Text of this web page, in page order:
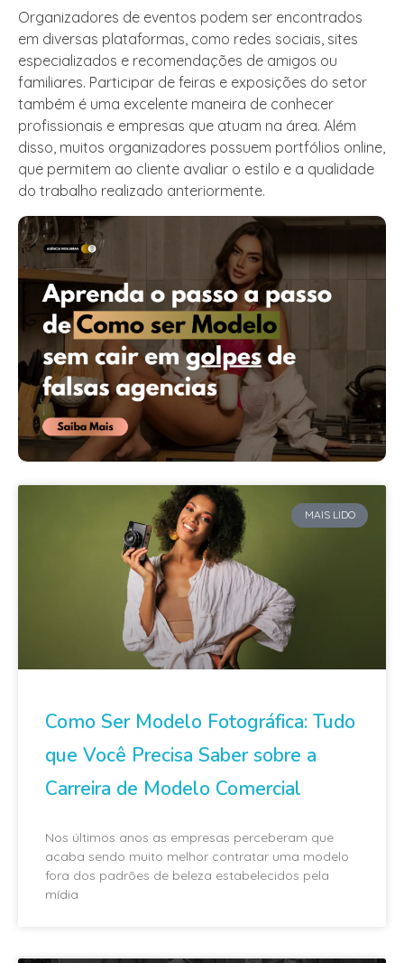
Organizadores de eventos podem ser encontrados
em diversas plataformas, como redes sociais, sites
especializados e recomendações de amigos ou
familiares. Participar de feiras e exposições do setor
também é uma excelente maneira de conhecer
profissionais e empresas que atuam na área. Além
disso, muitos organizadores possuem portfólios online,
que permitem ao cliente avaliar o estilo e a qualidade
do trabalho realizado anteriormente.
MAIS LIDO
Como Ser Modelo Fotográfica: Tudo
que Você Precisa Saber sobre a
Carreira de Modelo Comercial
Nos últimos anos as empresas perceberam que
acaba sendo muito melhor contratar uma modelo
fora dos padrões de beleza estabelecidos pela
mídia